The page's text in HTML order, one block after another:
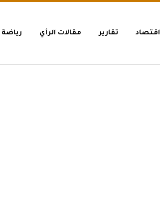
اقتصاد تقارير مقالات الرأي رياضة